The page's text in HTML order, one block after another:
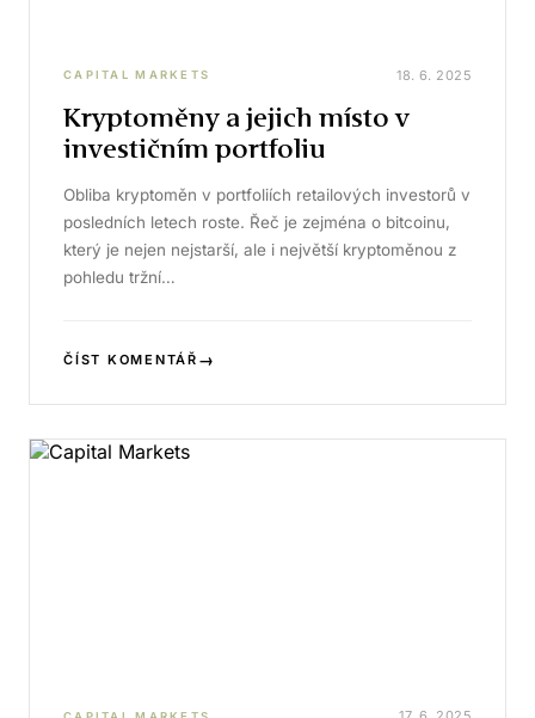
CAPITAL MARKETS 18. 6. 2025
Kryptoměny a jejich místo v
investičním portfoliu
Obliba kryptoměn v portfoliích retailových investorů v
posledních letech roste. Řeč je zejména o bitcoinu,
který je nejen nejstarší, ale i největší kryptoměnou z
pohledu tržní…
ČÍST KOMENTÁŘ →